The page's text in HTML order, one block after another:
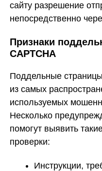
сайту разрешение
непосредственно
Признаки
CAPTCHA
Поддельные
из самых
используемых
Несколько
помогут выявить
проверки:
Инструкции,